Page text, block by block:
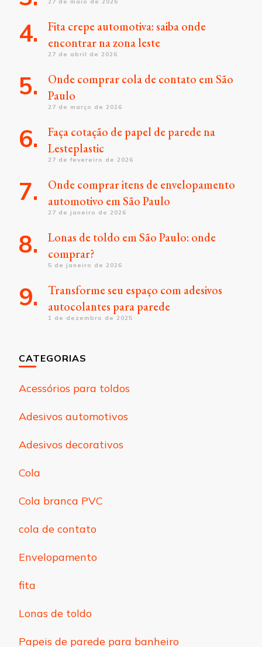
Fita crepe automotiva: saiba onde
encontrar na zona leste
27 de abril de 2026
Onde comprar cola de contato em São
Paulo
27 de março de 2026
Faça cotação de papel de parede na
Lesteplastic
27 de fevereiro de 2026
Onde comprar itens de envelopamento
automotivo em São Paulo
27 de janeiro de 2026
Lonas de toldo em São Paulo: onde
comprar?
5 de janeiro de 2026
Transforme seu espaço com adesivos
autocolantes para parede
1 de dezembro de 2025
CATEGORIAS
Acessórios para toldos
Adesivos automotivos
Adesivos decorativos
Cola
Cola branca PVC
cola de contato
Envelopamento
fita
Lonas de toldo
Papeis de parede para banheiro